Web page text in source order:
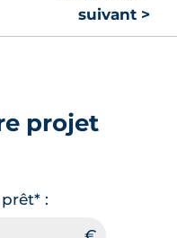
suivant >
projet
: